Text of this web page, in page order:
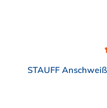
STAUFF